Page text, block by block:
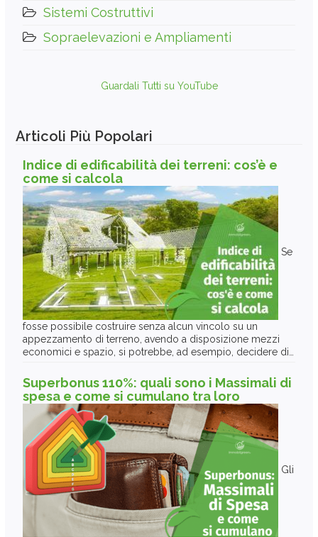
Sistemi Costruttivi
Sopraelevazioni e Ampliamenti
Guardali Tutti su YouTube
Articoli Più Popolari
Indice di edificabilità dei terreni: cos’è e
come si calcola
Se
fosse possibile costruire senza alcun vincolo su un
appezzamento di terreno, avendo a disposizione mezzi
economici e spazio, si potrebbe, ad esempio, decidere di…
Superbonus 110%: quali sono i Massimali di
spesa e come si cumulano tra loro
Gli